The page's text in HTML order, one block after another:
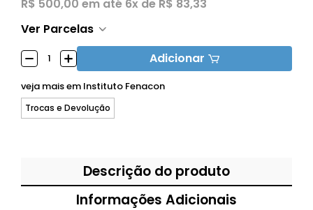
R$ 500,00 em até 6x de R$ 83,33
Ver Parcelas
Adicionar
veja mais em Instituto Fenacon
Trocas e Devolução
Descrição do produto
Informações Adicionais